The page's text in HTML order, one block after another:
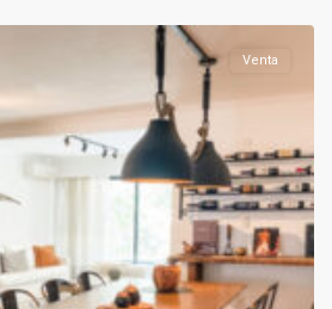
Venta